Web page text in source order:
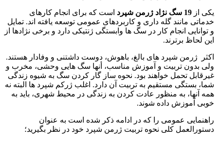
یکی از 19 سگ نژاد ژرمن شپرد
است که برای انجام کارهای
خدماتی مانند گله داری و کاربردهای عمومی توسعه یافته اند. تمایل
و توانایی انجام کار در سگ ها وابستگی ژنتیکی دارد و برخی نژادها از
این لحاظ برترند.
اکثر ژرمن شپرد های بالغ، باهوش، دوست داشتنی و وفادار هستند.
ولی بدون تربیت و آموزش مناسب، أنها سگ هایی وحشی، مخرب و
غیرقابل تحمل خواهند بود. نحوه ساز گار کردن سگ به شیوه زندگی
شما، بستگی مستقیم به تربیت آن دارد. اغلب ژرکم شپرد ها البته نه
همه آنها، به منظور عادت کردن به زندگی در محیط شهری، باید به
خوبی آموزش داده شوند.
راهنمایی عمومی را که در ادامه ذکر شده است به عنوان
دستورالعمل کلی نحوه تربیت ژرمن شپرد خود در نظر بگیرید؛